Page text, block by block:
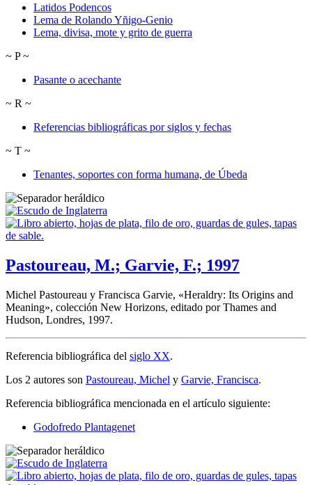
Latidos Podencos
Lema de Rolando Yñigo-Genio
Lema, divisa, mote y grito de guerra
~ P~
Pasante o acechante
~ R ~
Referencias bibliográficas por siglos y fechas
~ T ~
Tenantes, soportes con forma humana, de Úbeda
Pastoureau, M.; Garvie, F.; 1997
Michel Pastoureau y Francisca Garvie, «Heraldry: Its Origins and
Meaning», colección New Horizons, editado por Thames and
Hudson, Londres, 1997.
Referencia bibliográfica del siglo XX.
Los 2 autores son Pastoureau, Michel y Garvie, Francisca.
Referencia bibliográfica mencionada en el artículo siguiente:
Godofredo Plantagenet